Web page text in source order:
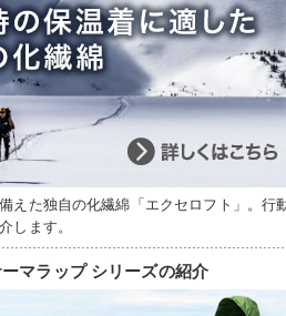
えた独自の化繊綿「エクセロフト」。
します。
マラップ シリーズの紹介